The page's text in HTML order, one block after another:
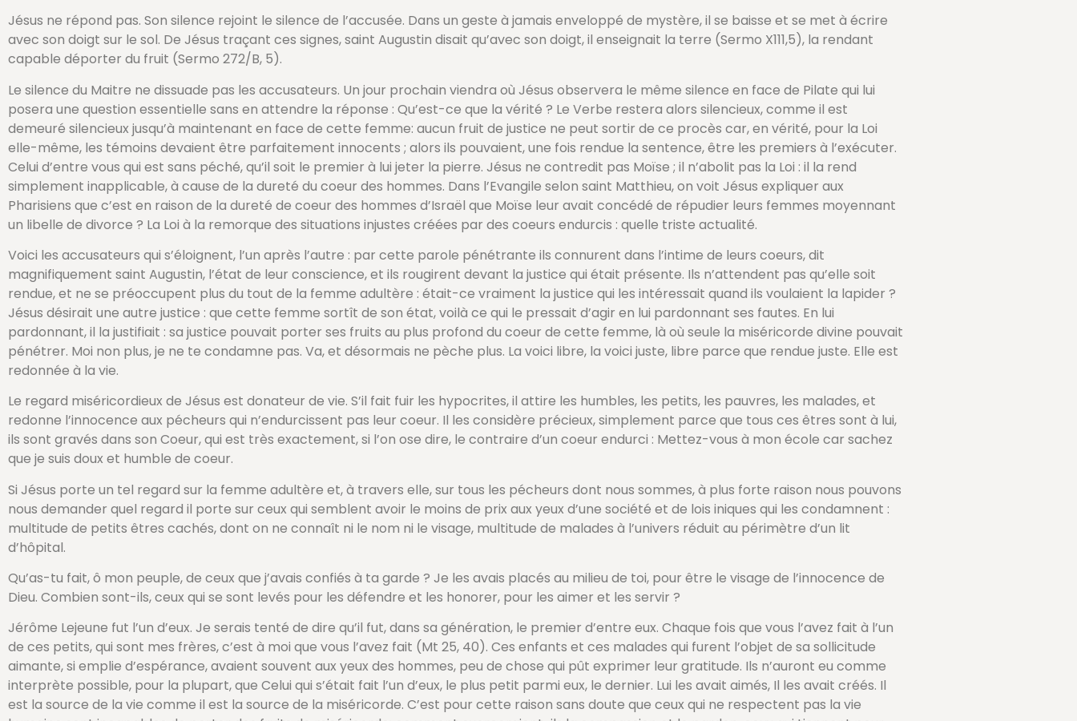
Jésus ne répond pas. Son silence rejoint le silence de l’accusée. Dans un geste à jamais enveloppé de mystère, il se baisse et se met à écrire
avec son doigt sur le sol. De Jésus traçant ces signes, saint Augustin disait qu’avec son doigt, il enseignait la terre (Sermo X111,5), la rendant
capable déporter du fruit (Sermo 272/B, 5).
Le silence du Maitre ne dissuade pas les accusateurs. Un jour prochain viendra où Jésus observera le même silence en face de Pilate qui lui
posera une question essentielle sans en attendre la réponse : Qu’est-ce que la vérité ? Le Verbe restera alors silencieux, comme il est
demeuré silencieux jusqu’à maintenant en face de cette femme: aucun fruit de justice ne peut sortir de ce procès car, en vérité, pour la Loi
elle-même, les témoins devaient être parfaitement innocents ; alors ils pouvaient, une fois rendue la sentence, être les premiers à l’exécuter.
Celui d’entre vous qui est sans péché, qu’il soit le premier à lui jeter la pierre. Jésus ne contredit pas Moïse ; il n’abolit pas la Loi : il la rend
simplement inapplicable, à cause de la dureté du coeur des hommes. Dans l’Evangile selon saint Matthieu, on voit Jésus expliquer aux
Pharisiens que c’est en raison de la dureté de coeur des hommes d’Israël que Moïse leur avait concédé de répudier leurs femmes moyennant
un libelle de divorce ? La Loi à la remorque des situations injustes créées par des coeurs endurcis : quelle triste actualité.
Voici les accusateurs qui s’éloignent, l’un après l’autre : par cette parole pénétrante ils connurent dans l’intime de leurs coeurs, dit
magnifiquement saint Augustin, l’état de leur conscience, et ils rougirent devant la justice qui était présente. Ils n’attendent pas qu’elle soit
rendue, et ne se préoccupent plus du tout de la femme adultère : était-ce vraiment la justice qui les intéressait quand ils voulaient la lapider ?
Jésus désirait une autre justice : que cette femme sortît de son état, voilà ce qui le pressait d’agir en lui pardonnant ses fautes. En lui
pardonnant, il la justifiait : sa justice pouvait porter ses fruits au plus profond du coeur de cette femme, là où seule la miséricorde divine pouvait
pénétrer. Moi non plus, je ne te condamne pas. Va, et désormais ne pèche plus. La voici libre, la voici juste, libre parce que rendue juste. Elle est
redonnée à la vie.
Le regard miséricordieux de Jésus est donateur de vie. S’il fait fuir les hypocrites, il attire les humbles, les petits, les pauvres, les malades, et
redonne l’innocence aux pécheurs qui n’endurcissent pas leur coeur. Il les considère précieux, simplement parce que tous ces êtres sont à lui,
ils sont gravés dans son Coeur, qui est très exactement, si l’on ose dire, le contraire d’un coeur endurci : Mettez-vous à mon école car sachez
que je suis doux et humble de coeur.
Si Jésus porte un tel regard sur la femme adultère et, à travers elle, sur tous les pécheurs dont nous sommes, à plus forte raison nous pouvons
nous demander quel regard il porte sur ceux qui semblent avoir le moins de prix aux yeux d’une société et de lois iniques qui les condamnent :
multitude de petits êtres cachés, dont on ne connaît ni le nom ni le visage, multitude de malades à l’univers réduit au périmètre d’un lit
d’hôpital.
Qu’as-tu fait, ô mon peuple, de ceux que j’avais confiés à ta garde ? Je les avais placés au milieu de toi, pour être le visage de l’innocence de
Dieu. Combien sont-ils, ceux qui se sont levés pour les défendre et les honorer, pour les aimer et les servir ?
Jérôme Lejeune fut l’un d’eux. Je serais tenté de dire qu’il fut, dans sa génération, le premier d’entre eux. Chaque fois que vous l’avez fait à l’un
de ces petits, qui sont mes frères, c’est à moi que vous l’avez fait (Mt 25, 40). Ces enfants et ces malades qui furent l’objet de sa sollicitude
aimante, si emplie d’espérance, avaient souvent aux yeux des hommes, peu de chose qui pût exprimer leur gratitude. Ils n’auront eu comme
interprète possible, pour la plupart, que Celui qui s’était fait l’un d’eux, le plus petit parmi eux, le dernier. Lui les avait aimés, Il les avait créés. Il
est la source de la vie comme il est la source de la miséricorde. C’est pour cette raison sans doute que ceux qui ne respectent pas la vie